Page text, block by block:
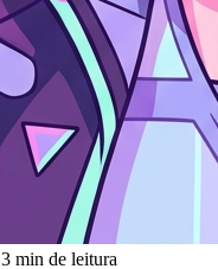
3 min de leitura